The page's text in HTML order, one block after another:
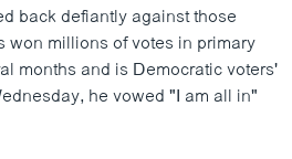
back defiantly against those
won millions of votes in primary
months and is Democratic voters'
he vowed "I am all in"